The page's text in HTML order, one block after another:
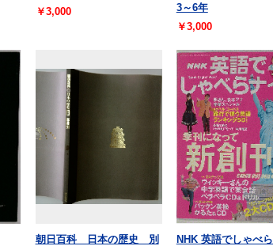
￥3,000
3～6年
￥3,000
朝日百科 日本の歴史 別 NHK 英語でしゃべ